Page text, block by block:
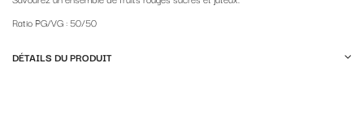
Ratio PG/VG : 50/50
DÉTAILS DU PRODUIT